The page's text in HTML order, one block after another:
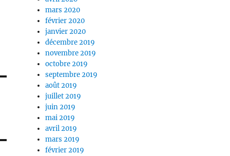
mars 2020
février 2020
janvier 2020
décembre 2019
novembre 2019
octobre 2019
septembre 2019
août 2019
juillet 2019
juin 2019
mai 2019
avril 2019
mars 2019
février 2019